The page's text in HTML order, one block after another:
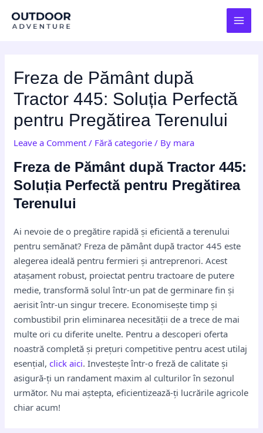
Freza de Pământ după
Tractor 445: Soluția Perfectă
pentru Pregătirea Terenului
Leave a Comment / Fără categorie / By mara
Freza de Pământ după Tractor 445:
Soluția Perfectă pentru Pregătirea
Terenului
Ai nevoie de o pregătire rapidă și eficientă a terenului
pentru semănat? Freza de pământ după tractor 445 este
alegerea ideală pentru fermieri și antreprenori. Acest
atașament robust, proiectat pentru tractoare de putere
medie, transformă solul într-un pat de germinare fin și
aerisit într-un singur trecere. Economisește timp și
combustibil prin eliminarea necesității de a trece de mai
multe ori cu diferite unelte. Pentru a descoperi oferta
noastră completă și prețuri competitive pentru acest utilaj
esențial,click aici. Investește într-o freză de calitate și
asigură-ți un randament maxim al culturilor în sezonul
următor. Nu mai aștepta, eficientizează-ți lucrările agricole
chiar acum!
navigation